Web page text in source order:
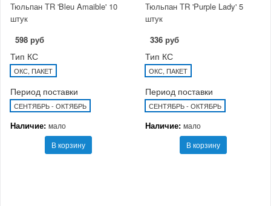
Тюльпан TR 'Bleu Amaible' 10
штук
598 руб
Тип КС
ОКС, ПАКЕТ
Период поставки
СЕНТЯБРЬ - ОКТЯБРЬ
Наличие: мало
В корзину
Тюльпан TR 'Purple Lady' 5
штук
336 руб
Тип КС
ОКС, ПАКЕТ
Период поставки
СЕНТЯБРЬ - ОКТЯБРЬ
Наличие: мало
В корзину